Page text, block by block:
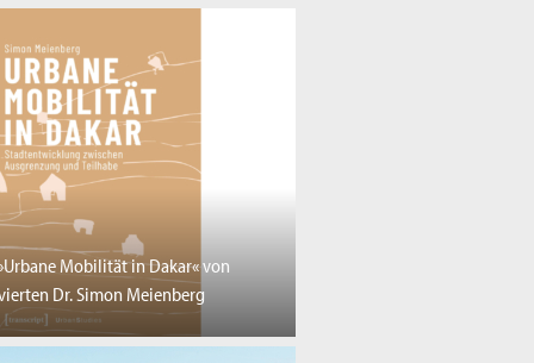
Mobilität in Dakar« von
Dr. Simon Meienberg